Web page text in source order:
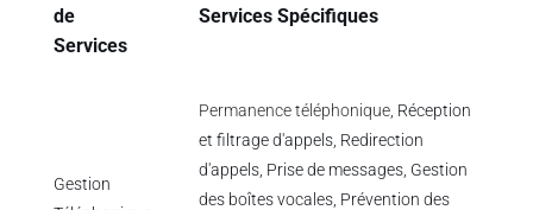
de
Services
Services Spécifiques
Gestion
Permanence téléphonique, Réception
et filtrage d'appels, Redirection
d'appels, Prise de messages, Gestion
des boîtes vocales, Prévention des